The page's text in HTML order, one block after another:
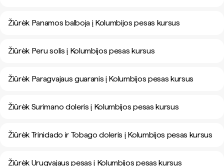
Žiūrėk Panamos balboja į Kolumbijos pesas kursus
Žiūrėk Peru solis į Kolumbijos pesas kursus
Žiūrėk Paragvajaus guaranis į Kolumbijos pesas kursus
Žiūrėk Surimano doleris į Kolumbijos pesas kursus
Žiūrėk Trinidado ir Tobago doleris į Kolumbijos pesas kursus
Žiūrėk Urugvajaus pesas į Kolumbijos pesas kursus